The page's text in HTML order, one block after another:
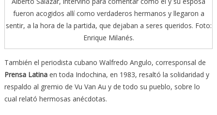
fueron acogidos allí como verdaderos hermanos y llegaron a
sentir, a la hora de la partida, que dejaban a seres queridos. Foto:
Enrique Milanés.
También el periodista cubano Walfredo Angulo, corresponsal de
Prensa Latinaen toda Indochina, en 1983, resaltó la solidaridad y
respaldo al gremio de Vu Van Au y de todo su pueblo, sobre lo
cual relató hermosas anécdotas.